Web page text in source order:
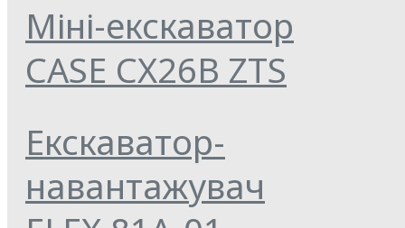
Міні-екскаватор
CASE CX26B ZTS
Екскаватор-
навантажувач